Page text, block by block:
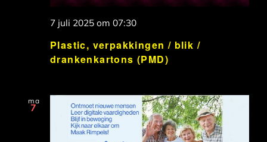
Plastic, verpakkingen / blik /
drankenkartons (PMD)
7 juli 2025 om 07:30
ma
7